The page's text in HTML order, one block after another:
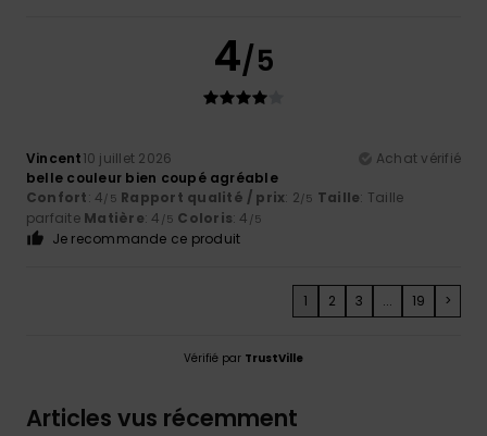
4/5
Vincent10 juillet 2026
Achat vérifié
belle couleur bien coupé agréable
Confort: 4/5 Rapport qualité / prix: 2/5 Taille: Taille
parfaite Matière: 4 /5 Coloris: 4 /5
Je recommande ce produit
1 2 3 ... 19 >
Vérifié par TrustVille
Articles vus récemment